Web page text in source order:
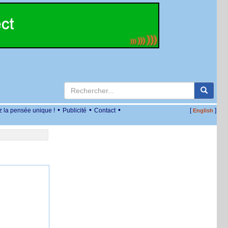
la pensée unique ! • Publicité • Contact • [English ]